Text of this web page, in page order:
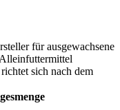
für ausgewachsene
sich nach dem